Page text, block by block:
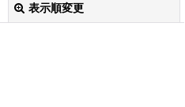
表示順変更